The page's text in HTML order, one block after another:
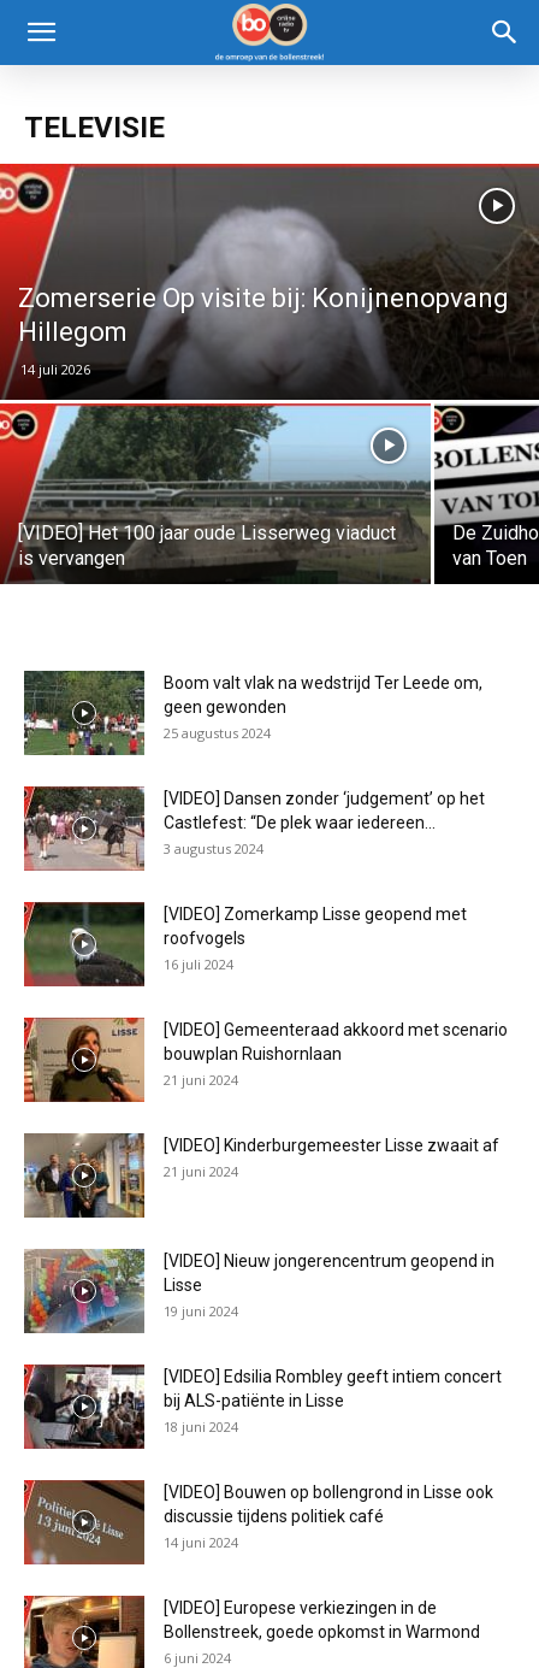
TELEVISIE
Zomerserie Op visite bij: Konijnenopvang
Hillegom
14 juli 2026
[VIDEO] Het 100 jaar oude Lisserweg viaduct
is vervangen
De
van Toen
Boom valt vlak na wedstrijd Ter Leede om,
geen gewonden
25 augustus 2024
[VIDEO] Dansen zonder ‘judgement’ op het
Castlefest: “De plek waar iedereen...
3 augustus 2024
[VIDEO] Zomerkamp Lisse geopend met
roofvogels
16 juli 2024
[VIDEO] Gemeenteraad akkoord met scenario
bouwplan Ruishornlaan
21 juni 2024
[VIDEO] Kinderburgemeester Lisse zwaait af
21 juni 2024
[VIDEO] Nieuw jongerencentrum geopend in
Lisse
19 juni 2024
[VIDEO] Edsilia Rombley geeft intiem concert
bij ALS-patiënte in Lisse
18 juni 2024
[VIDEO] Bouwen op bollengrond in Lisse ook
discussie tijdens politiek café
14 juni 2024
[VIDEO] Europese verkiezingen in de
Bollenstreek, goede opkomst in Warmond
6 juni 2024